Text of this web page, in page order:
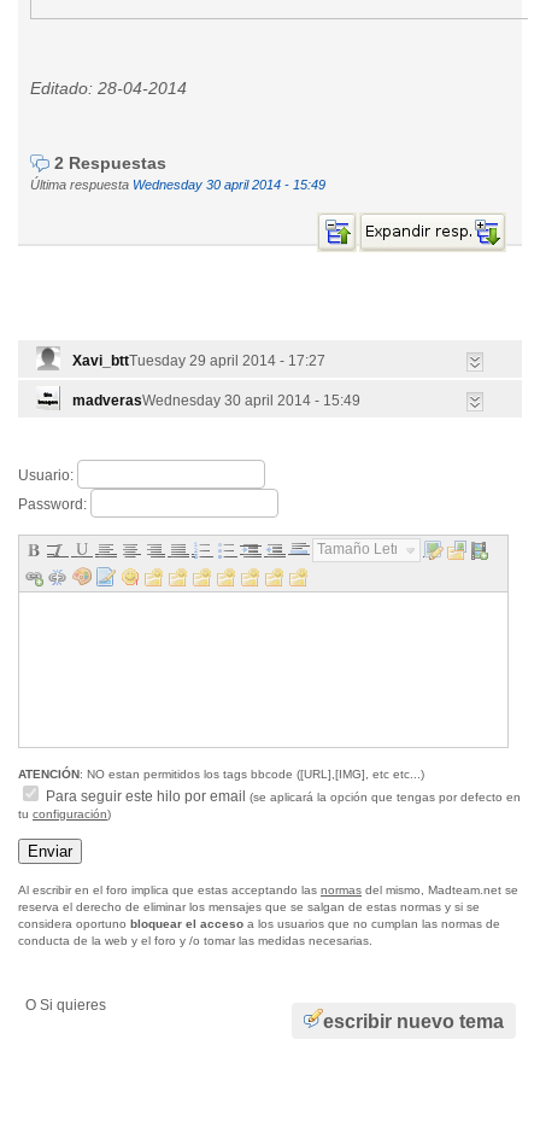
Editado: 28-04-2014
2 Respuestas
Última respuesta Wednesday 30 april 2014 - 15:49
Xavi_bttTuesday 29 april 2014 - 17:27
madverasWednesday 30 april 2014 - 15:49
Usuario:
Password:
Tamaño Letra...
ATENCIÓN: NO estan permitidos los tags bbcode ([URL],[IMG], etc etc...)
Para seguir este hilo por email
(se aplicará la opción que tengas por defecto en
tu configuración)
Al escribir en el foro implica que estas acceptando las normas del mismo, Madteam.net se
reserva el derecho de eliminar los mensajes que se salgan de estas normas y si se
considera oportuno bloquear el acceso a los usuarios que no cumplan las normas de
conducta de la web y el foro y /o tomar las medidas necesarias.
escribir nuevo tema
O Si quieres